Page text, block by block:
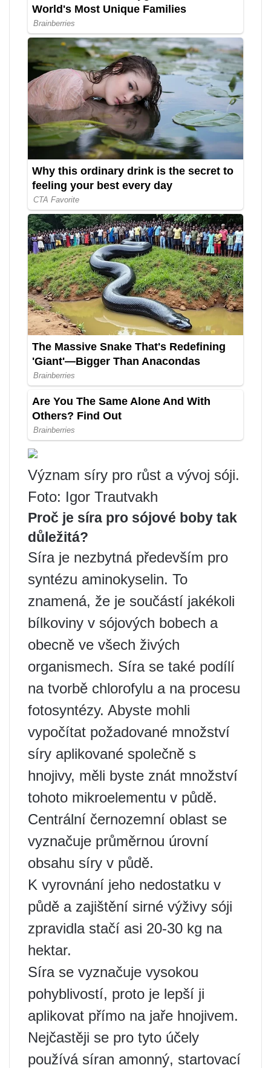
Význam síry pro růst a vývoj sóji.
Foto: Igor Trautvakh
Proč je síra pro sójové boby tak
důležitá?
Síra je nezbytná především pro
syntézu aminokyselin. To
znamená, že je součástí jakékoli
bílkoviny v sójových bobech a
obecně ve všech živých
organismech. Síra se také podílí
na tvorbě chlorofylu a na procesu
fotosyntézy. Abyste mohli
vypočítat požadované množství
síry aplikované společně s
hnojivy, měli byste znát množství
tohoto mikroelementu v půdě.
Centrální černozemní oblast se
vyznačuje průměrnou úrovní
obsahu síry v půdě.
K vyrovnání jeho nedostatku v
půdě a zajištění sirné výživy sóji
zpravidla stačí asi 20-30 kg na
hektar.
Síra se vyznačuje vysokou
pohyblivostí, proto je lepší ji
aplikovat přímo na jaře hnojivem.
Nejčastěji se pro tyto účely
používá síran amonný, startovací